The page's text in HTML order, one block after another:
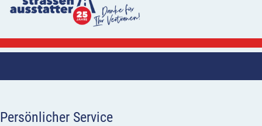
Persönlicher Service